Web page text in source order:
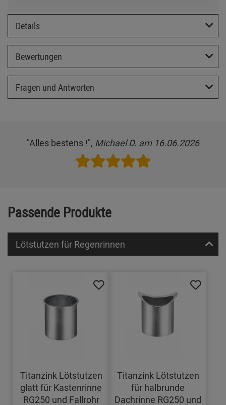
Details
Bewertungen
Fragen und Antworten
"Alles bestens !", Michael D. am 16.06.2026
Passende Produkte
Lötstutzen für Regenrinnen
Titanzink Lötstutzen
glatt für Kastenrinne
RG250 und Fallrohr
Titanzink Lötstutzen
für halbrunde
Dachrinne RG250 und